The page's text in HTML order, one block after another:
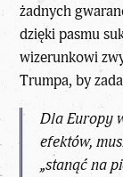
żadnych
dzięki pasmu
wizerunkowi
Trumpa, by
Dla Europy
efektów,
„stanąć na